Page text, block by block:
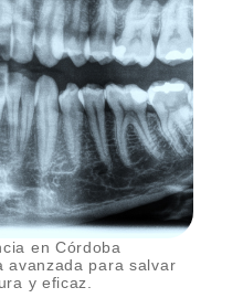
en Córdoba
avanzada para salvar
y eficaz.